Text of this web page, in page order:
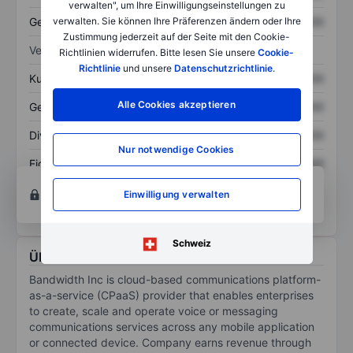
verwalten", um Ihre Einwilligungseinstellungen zu
verwalten. Sie können Ihre Präferenzen ändern oder Ihre
Zustimmung jederzeit auf der Seite mit den Cookie-
Richtlinien widerrufen. Bitte lesen Sie unsere Cookie-
Richtlinieund unsere Datenschutzrichtlinie.
Alle Cookies akzeptieren
Nur notwendige Cookies
Einwilligung verwalten
Schweiz
Gesamtschulden XXXXXXX XXXXXXX
Verhältnisse
Kurs/Umsatz
Gewinn je Aktie XXXXXXX
Dividende je Aktie XXXXXXX XXXXXXX
Eigenkapitalrendite XXXXXXX
XXXXXXX
und Analyse-Tools zu erhalten.
Über Bandwidth Inc.
Bandwidth Inc is cloud-based communications platform-
as-a-service (CPaaS) provider that enables enterprises
to create, scale and operate voice or messaging
communications services across any mobile application
or connected device. Company earns revenue through